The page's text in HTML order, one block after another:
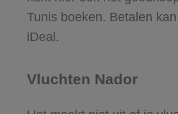
Tunis boeken. Betalen
iDeal.
Vluchten Nador